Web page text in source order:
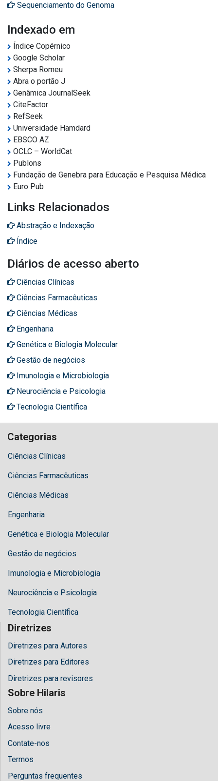
Sequenciamento do Genoma
Indexado em
Índice Copérnico
Google Scholar
Sherpa Romeu
Abra o portão J
Genâmica JournalSeek
CiteFactor
RefSeek
Universidade Hamdard
EBSCO AZ
OCLC – WorldCat
Publons
Fundação de Genebra para Educação e Pesquisa Médica
Euro Pub
Links Relacionados
Abstração e Indexação
Índice
Diários de acesso aberto
Ciências Clínicas
Ciências Farmacêuticas
Ciências Médicas
Engenharia
Genética e Biologia Molecular
Gestão de negócios
Imunologia e Microbiologia
Neurociência e Psicologia
Tecnologia Científica
Categorias
Ciências Clínicas
Ciências Farmacêuticas
Ciências Médicas
Engenharia
Genética e Biologia Molecular
Gestão de negócios
Imunologia e Microbiologia
Neurociência e Psicologia
Tecnologia Científica
Diretrizes
Diretrizes para Autores
Diretrizes para Editores
Diretrizes para revisores
Sobre Hilaris
Sobre nós
Acesso livre
Contate-nos
Termos
Perguntas frequentes